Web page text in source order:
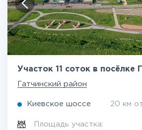
Участок 11 соток в посёлке
Гатчинский район
Киевское шоссе 20 км
Площадь участка: